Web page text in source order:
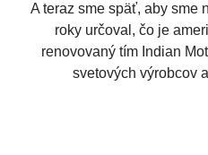
A teraz sme späť, aby sme
roky určoval, čo je
renovovaný tím Indian
svetových výrobcov